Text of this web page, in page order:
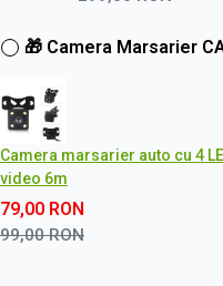
🎁 Camera Marsarier
Camera marsarier auto cu 4
video 6m
79,00 RON
99,00RON